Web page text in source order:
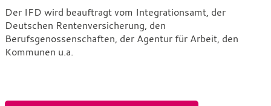
Der IFD wird beauftragt vom Integrationsamt, der
Deutschen Rentenversicherung, den
Berufsgenossenschaften, der Agentur für Arbeit, den
Kommunen u.a.